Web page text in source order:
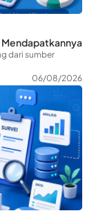
Mendapatkannya
dari sumber
06/08/2026